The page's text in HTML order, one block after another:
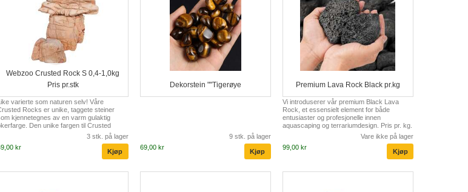
Webzoo Crusted Rock S 0,4-1,0kg
Pris pr.stk
varierte som naturen selv! Våre
Rocks er unike, taggete steiner
kjennetegnes av en varm gulaktig
Den unike fargen til Crusted
Rocks bringer naturens skjønnhet direkte
inn i akvariet ditt. De gulaktige og
tonene harmonerer perfekt med
ulike planter og dyr du holder i akvariet ditt.
Enten du holder eksotiske fisker
3 stk. på lager
kr
Dekorstein ""Tigerøye
9 stk. på lager
69,00 kr
Premium Lava Rock Black pr.kg
Vi introduserer vår premium Black Lava
Rock, et essensielt element for både
entusiaster og profesjonelle innen
aquascaping og terrariumdesign. Pris pr. kg.
Vare ikke på lager
99,00 kr